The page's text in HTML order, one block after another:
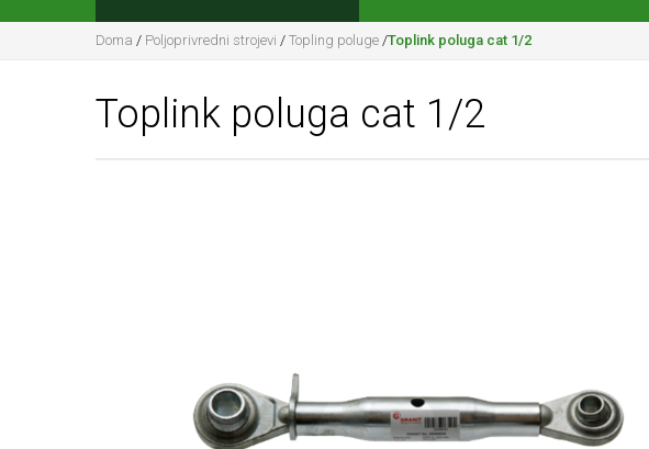
Doma / Poljoprivredni strojevi / Topling poluge /Toplink poluga cat 1/2
Toplink poluga cat 1/2